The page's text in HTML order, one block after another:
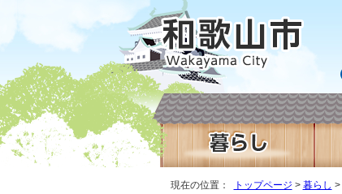
現在の位置： トップページ > 暮らし >